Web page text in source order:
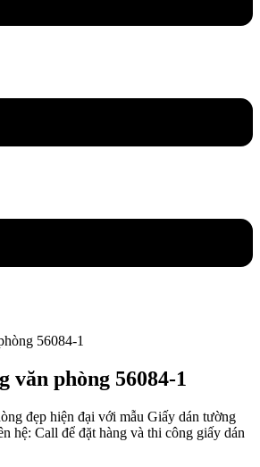
văn phòng 56084-1
đẹp hiện đại với mẫu Giấy dán tường
hệ: Call để đặt hàng và thi công giấy dán